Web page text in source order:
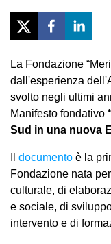
La Fondazione
dall'esperienza
svolto negli ultimi
Manifesto fondativo
Sud in una nuova
documento è la
Fondazione nata
culturale, di
e sociale, di
intervento e di